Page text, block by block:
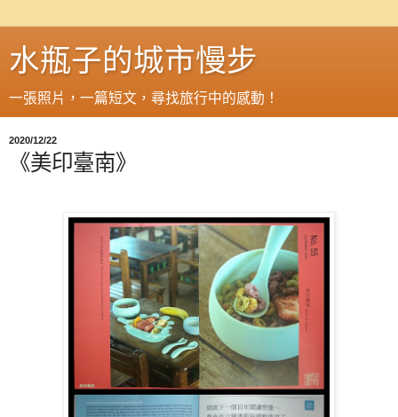
水瓶子的城市慢步
一張照片，一篇短文，尋找旅行中的感動！
2020/12/22
《美印臺南》